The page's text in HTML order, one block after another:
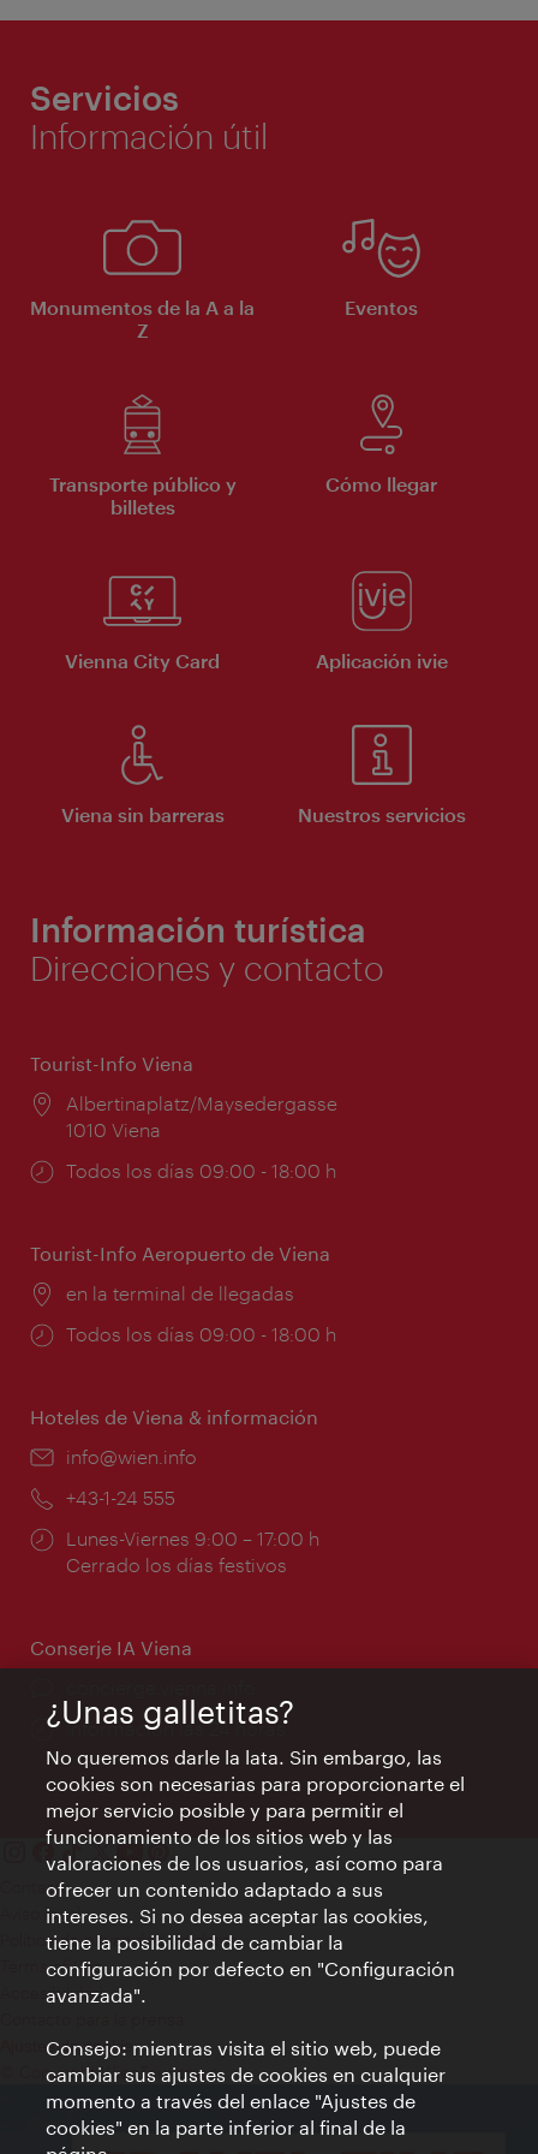
Servicios
Información útil
Monumentos de la A a la
Z
Eventos
Transporte público y
billetes
Cómo llegar
Vienna City Card Aplicación ivie
Viena sin barreras Nuestros servicios
Información turística
Direcciones y contacto
Tourist-Info Viena
Lugar:
Albertinaplatz/Maysedergasse
1010 Viena
Horarios
Todos los días 09:00 - 18:00 h
Tourist-Info Aeropuerto de Viena
Lugar:
en la terminal de llegadas
Horarios
Todos los días 09:00 - 18:00 h
Hoteles de Viena & información
e-
info@wien.info
Teléfono:
+43-1-24 555
Horarios
de
Lunes-Viernes 9:00 – 17:00 h
Cerrado los días festivos
Conserje IA Viena
Información las 24 horas
Contacto
Aviso legal
Política de privacidad de datos
Terms of Use
Accesibilidad
Ajustes de cookie
© Copyright WienTourismus
¿Unas galletitas?
No queremos darle la lata. Sin embargo, las
cookies son necesarias para proporcionarte el
mejor servicio posible y para permitir el
funcionamiento de los sitios web y las
valoraciones de los usuarios, así como para
ofrecer un contenido adaptado a sus
intereses. Si no desea aceptar las cookies,
tiene la posibilidad de cambiar la
configuración por defecto en "Configuración
avanzada".
Consejo: mientras visita el sitio web, puede
cambiar sus ajustes de cookies en cualquier
momento a través del enlace "Ajustes de
cookies" en la parte inferior al final de la